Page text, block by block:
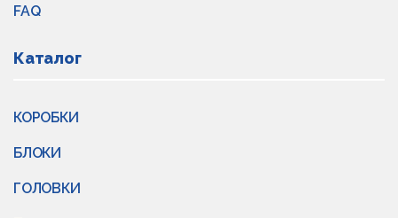
FAQ
Каталог
КОРОБКИ
БЛОКИ
ГОЛОВКИ